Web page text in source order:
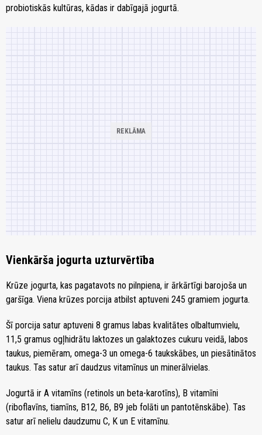
probiotiskās kultūras, kādas ir dabīgajā jogurtā.
Vienkārša jogurta uzturvērtība
Krūze jogurta, kas pagatavots no pilnpiena, ir ārkārtīgi barojoša un
garšīga. Viena krūzes porcija atbilst aptuveni 245 gramiem jogurta.
Šī porcija satur aptuveni 8 gramus labas kvalitātes olbaltumvielu,
11,5 gramus ogļhidrātu laktozes un galaktozes cukuru veidā, labos
taukus, piemēram, omega-3 un omega-6 taukskābes, un piesātinātos
taukus. Tas satur arī daudzus vitamīnus un minerālvielas.
Jogurtā ir A vitamīns (retinols un beta-karotīns), B vitamīni
(riboflavīns, tiamīns, B12, B6, B9 jeb folāti un pantotēnskābe). Tas
satur arī nelielu daudzumu C, K un E vitamīnu.